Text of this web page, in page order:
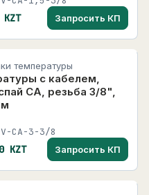
Запросить КП
температуры
с кабелем,
CA, резьба 3/8",
CA-3-3/8
KZT Запросить КП